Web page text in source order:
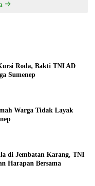
Roda, Bakti TNI AD
Sumenep
Warga Tidak Layak
di Jembatan Karang, TNI
Harapan Bersama